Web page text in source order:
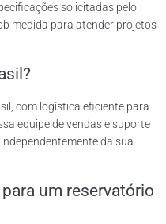
solicitadas pelo
medida para atender projetos
com logística eficiente para
equipe de vendas e suporte
da sua
um reservatório